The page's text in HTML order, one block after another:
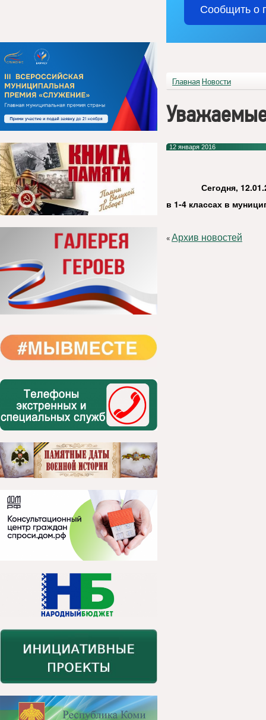
Сообщить о
Главная Новости
12 января 2016
Сегодня, 12
в 1-4 классах в
«Архив новостей